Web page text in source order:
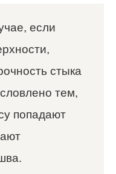
если
стыка
тем,
попадают